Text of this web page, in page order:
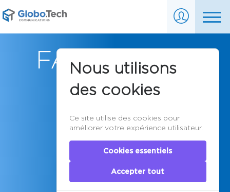
FAQ Serveurs
dédiés
Nous utilisons
des cookies
Ce site utilise des cookies pour
améliorer votre expérience utilisateur.
Cookies essentiels
Accepter tout